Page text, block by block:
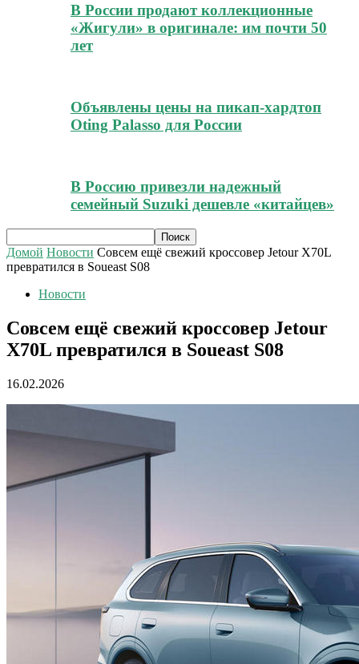
В России продают коллекционные
«Жигули» в оригинале: им почти 50
лет
Объявлены цены на пикап-хардтоп
Oting Palasso для России
В Россию привезли надежный
семейный Suzuki дешевле «китайцев»
Домой Новости Совсем ещё свежий кроссовер Jetour X70L
превратился в Soueast S08
Новости
Совсем ещё свежий кроссовер Jetour
X70L превратился в Soueast S08
16.02.2026